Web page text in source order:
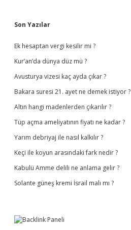
Sidebar
Son Yazılar
Ek hesaptan vergi kesilir mi ?
Kur’an’da dünya düz mü ?
Avusturya vizesi kaç ayda çıkar ?
Bakara suresi 21. ayet ne demek istiyor ?
Altın hangi madenlerden çıkarılır ?
Tüp açma ameliyatının fiyatı ne kadar ?
Yarım debriyaj ile nasıl kalkılır ?
Keçi ile koyun arasındaki fark nedir ?
Kabulü Amme delili ne anlama gelir ?
Solante güneş kremi İsrail malı mı ?